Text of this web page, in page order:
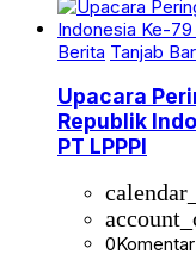
Berita Tanjab
Upacara
Republik
PT LPPPI
0Komentar